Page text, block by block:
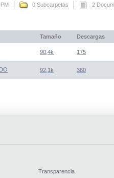
0 Subcarpetas 2
Tamaño Descargas
90,4k 175
92,1k 360
Transparencia